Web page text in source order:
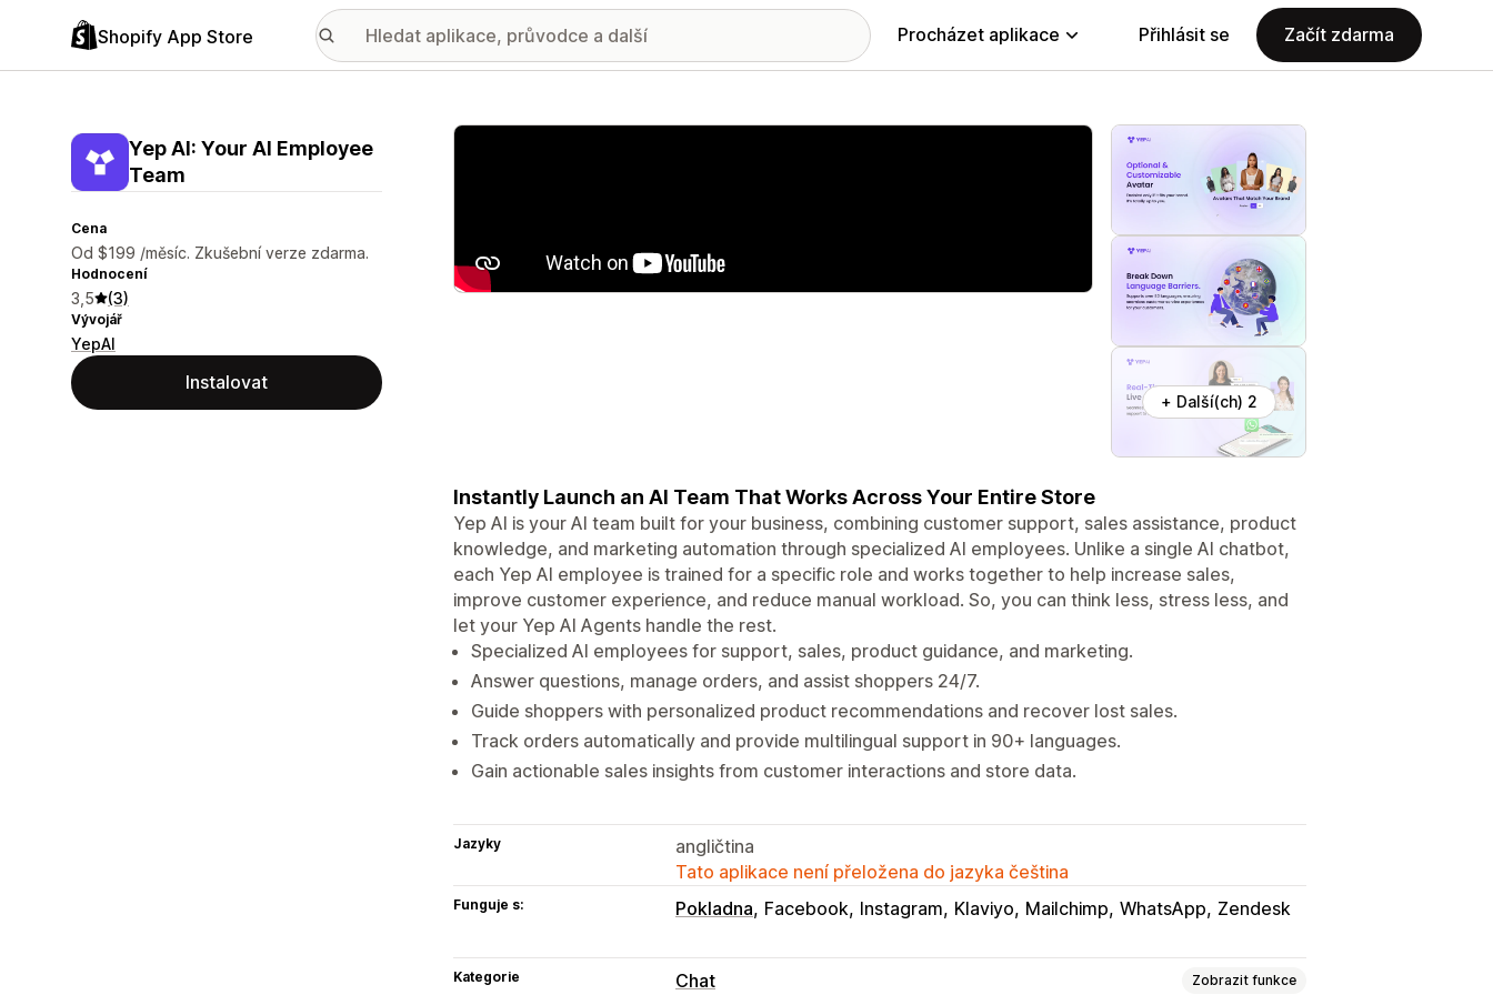
Shopify App Store Procházet aplikace Přihlásit se Začít zdarma
Yep AI: Your AI Employee
Team
Cena
Od $199 /měsíc. Zkušební verze zdarma.
Hodnocení
3,5 (3)
Vývojář
YepAI
Instalovat
Galerie propagovaných obrázků
+ Další(ch) 2
Instantly Launch an AI Team That Works Across Your Entire Store
Yep AI is your AI team built for your business, combining customer support, sales assistance, product
knowledge, and marketing automation through specialized AI employees. Unlike a single AI chatbot,
each Yep AI employee is trained for a specific role and works together to help increase sales,
improve customer experience, and reduce manual workload. So, you can think less, stress less, and
let your Yep AI Agents handle the rest.
Specialized AI employees for support, sales, product guidance, and marketing.
Answer questions, manage orders, and assist shoppers 24/7.
Guide shoppers with personalized product recommendations and recover lost sales.
Track orders automatically and provide multilingual support in 90+ languages.
Gain actionable sales insights from customer interactions and store data.
Jazyky
angličtina
Tato aplikace není přeložena do jazyka čeština
Funguje s: Pokladna Facebook Instagram Klaviyo Mailchimp WhatsApp Zendesk
Kategorie Chat Zobrazit funkce